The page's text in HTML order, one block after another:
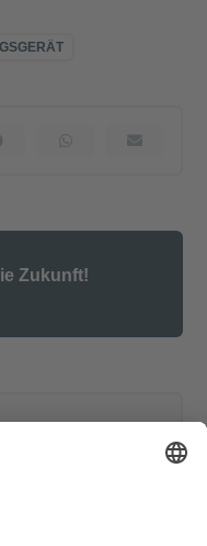
Zukunft!
...